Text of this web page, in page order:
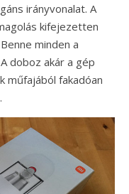
irányvonalat. A
kifejezetten
minden a
doboz akár a gép
műfajából fakadóan